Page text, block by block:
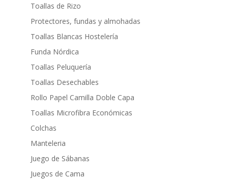
Toallas de Rizo
Protectores, fundas y almohadas
Toallas Blancas Hostelería
Funda Nórdica
Toallas Peluquería
Toallas Desechables
Rollo Papel Camilla Doble Capa
Toallas Microfibra Económicas
Colchas
Manteleria
Juego de Sábanas
Juegos de Cama